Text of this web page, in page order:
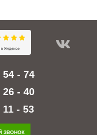
54 - 74
26 - 40
11 - 53
ЗВОНОК